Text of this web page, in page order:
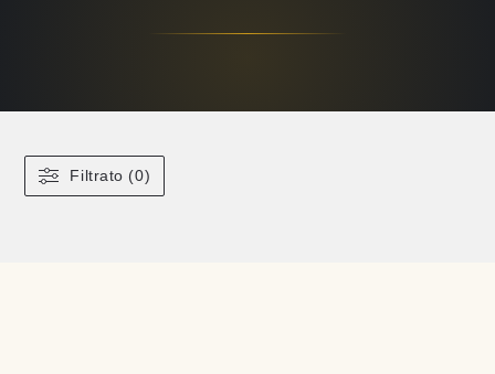
Filtrato (0)